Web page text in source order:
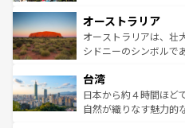
部のニューオーリンズ
文化が魅力。旅行者は
しみながら、その多様
ならではの贅沢な旅のスタイルだ。 な
情報はコンテンツ一覧
ワイ島は見逃せない。
島だが、静かな自然を
おすすめ。エメラルド
れるおもてなしの心で
人々、おいしいローカ
ク、伝統的なフラダン
オーストラリア
オーストラリアは、壮
シドニーのシンボルで
リアリーフや大陸中央
ク）、タスマニアの美
ど、見どころがたくさ
台湾
日本から約４時間ほど
自然が織りなす魅力的